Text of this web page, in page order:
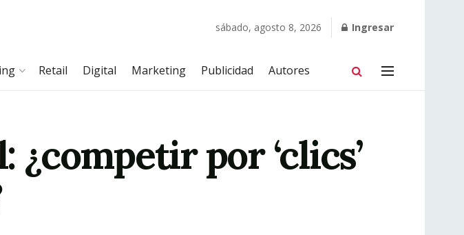
sábado, agosto 8, 2026 Ingresar
Retail Digital Marketing Publicidad Autores
por ‘clics’